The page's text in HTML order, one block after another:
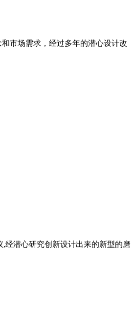
市场需求，经过多年的潜心设计改
经潜心研究创新设计出来的新型的磨